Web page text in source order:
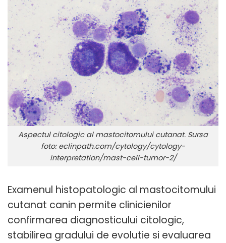
Aspectul citologic al mastocitomului cutanat. Sursa
foto: eclinpath.com/cytology/cytology-
interpretation/mast-cell-tumor-2/
Examenul histopatologic al mastocitomului
cutanat canin permite clinicienilor
confirmarea diagnosticului citologic,
stabilirea gradului de evolutie si evaluarea